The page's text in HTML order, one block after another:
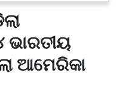
ଭାରତୀୟ
ଆମେରିକା